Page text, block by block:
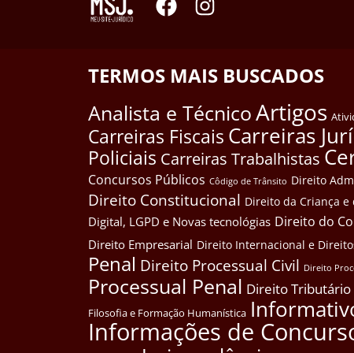
TERMOS MAIS BUSCADOS
Analista e TécnicoArtigos
Carreiras Fiscais Carreiras
Policiais Carreiras Trabalhistas
Concursos Públicos Côdigo de Trânsito Direito
Direito Constitucional Direito da Criança e
Digital, LGPD e Novas tecnológias Direito do
Direito Empresarial Direito Internacional e
Penal Direito Processual Civil Direito
Processual Penal Direito Tributário
Filosofia e Formação Humanística
Informações de